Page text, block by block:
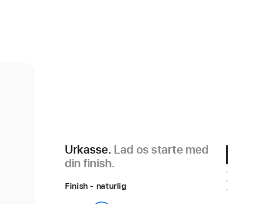
Urkasse. Lad os starte med
din finish.
Finish - naturlig